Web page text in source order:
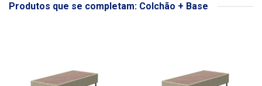
Produtos que se completam: Colchão + Base